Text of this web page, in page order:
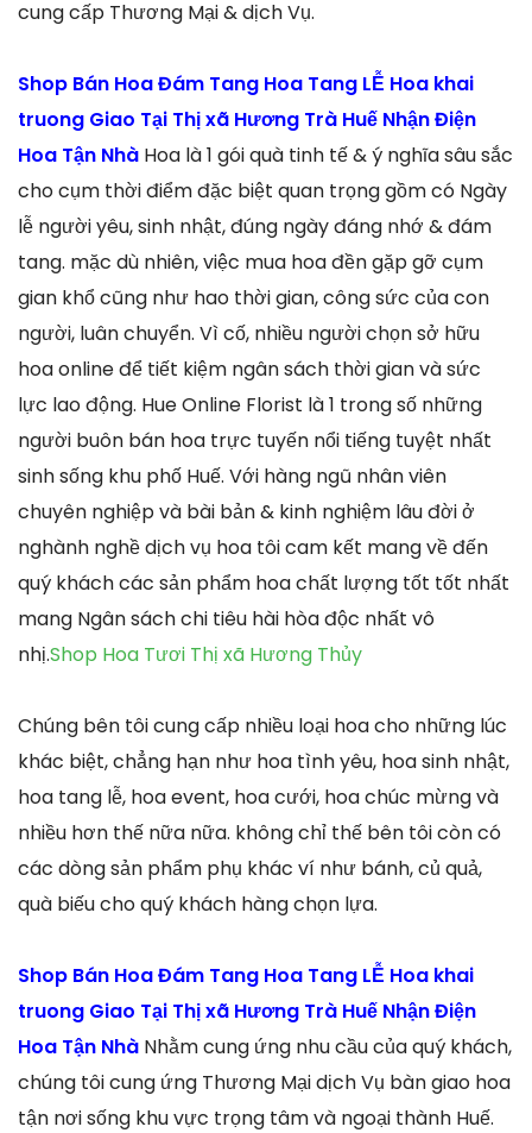
cung cấp Thương Mại & dịch Vụ.
Shop Bán Hoa Đám Tang Hoa Tang LỄ Hoa khai
truong Giao Tại Thị xã Hương Trà Huế Nhận Điện
Hoa Tận Nhà Hoa là 1 gói quà tinh tế & ý nghĩa sâu sắc
cho cụm thời điểm đặc biệt quan trọng gồm có Ngày
lễ người yêu, sinh nhật, đúng ngày đáng nhớ & đám
tang. mặc dù nhiên, việc mua hoa đền gặp gỡ cụm
gian khổ cũng như hao thời gian, công sức của con
người, luân chuyển. Vì cố, nhiều người chọn sở hữu
hoa online để tiết kiệm ngân sách thời gian và sức
lực lao động. Hue Online Florist là 1 trong số những
người buôn bán hoa trực tuyến nổi tiếng tuyệt nhất
sinh sống khu phố Huế. Với hàng ngũ nhân viên
chuyên nghiệp và bài bản & kinh nghiệm lâu đời ở
nghành nghề dịch vụ hoa tôi cam kết mang về đến
quý khách các sản phẩm hoa chất lượng tốt tốt nhất
mang Ngân sách chi tiêu hài hòa độc nhất vô
nhị.Shop Hoa Tươi Thị xã Hương Thủy
Chúng bên tôi cung cấp nhiều loại hoa cho những lúc
khác biệt, chẳng hạn như hoa tình yêu, hoa sinh nhật,
hoa tang lễ, hoa event, hoa cưới, hoa chúc mừng và
nhiều hơn thế nữa nữa. không chỉ thế bên tôi còn có
các dòng sản phẩm phụ khác ví như bánh, củ quả,
quà biếu cho quý khách hàng chọn lựa.
Shop Bán Hoa Đám Tang Hoa Tang LỄ Hoa khai
truong Giao Tại Thị xã Hương Trà Huế Nhận Điện
Hoa Tận Nhà Nhằm cung ứng nhu cầu của quý khách,
chúng tôi cung ứng Thương Mại dịch Vụ bàn giao hoa
tận nơi sống khu vực trọng tâm và ngoại thành Huế.